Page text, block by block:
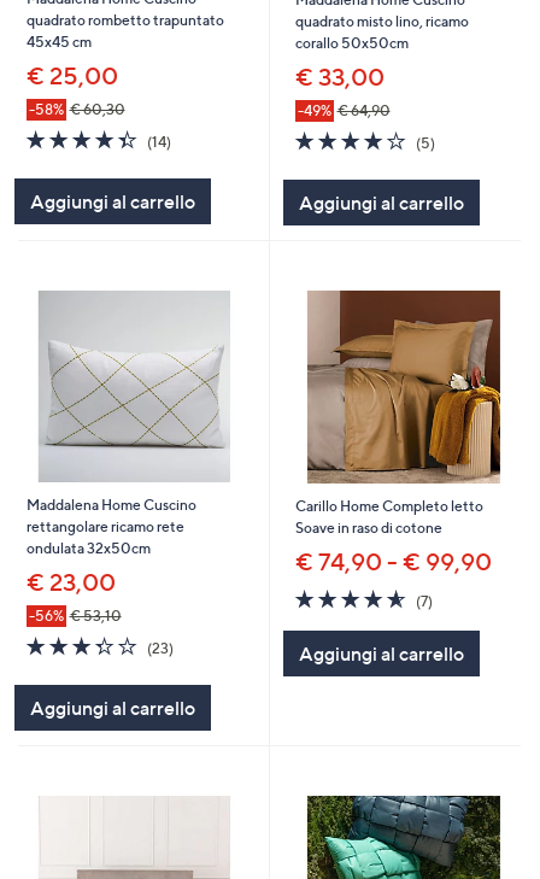
quadrato rombetto trapuntato
45x45 cm
€ 25,00
-58% € 60,30
4.4
of
5
Stars
(14)14
Aggiungi al carrello
quadrato misto lino, ricamo
corallo 50x50cm
€ 33,00
-49% € 64,90
4.0
of
5
Stars
(5)5
Aggiungi al carrello
Maddalena Home Cuscino
rettangolare ricamo rete
ondulata 32x50cm
€ 23,00
-56% € 53,10
3.3
of
5
Stars
(23)23
Aggiungi al carrello
Carillo Home Completo letto
Soave in raso di cotone
€ 74,90 - € 99,90
4.6
of
Stars
(7)7
Aggiungi al carrello